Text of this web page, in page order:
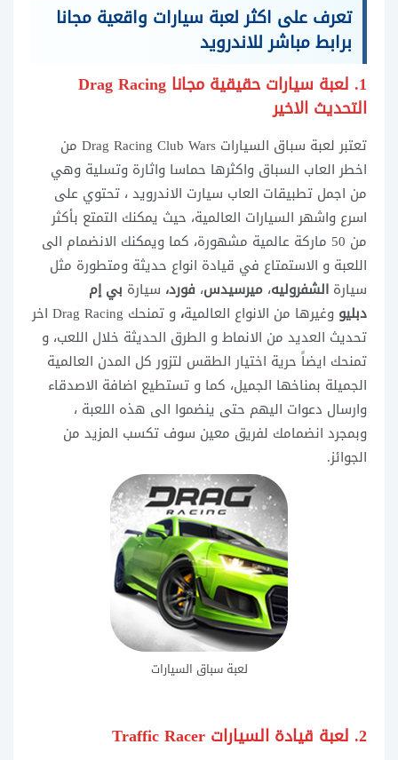
تعرف على اكثر لعبة سيارات واقعية مجانا
برابط مباشرللاندرويد
1. لعبة سيارات حقيقية مجانا Drag Racing
التحديث الاخير
تعتبر لعبة سباق السيارات Drag Racing Club Wars من
اخطر العاب السباق واكثرها حماسا واثارة وتسلية وهي
من اجمل تطبيقات العاب سيارت الاندرويد ، تحتوي على
اسرع واشهر السيارات العالمية، حيث يمكنك التمتع بأكثر
من 50 ماركة عالمية مشهورة، كما ويمكنك الانضمام الى
اللعبة و الاستمتاع في قيادة انواع حديثة ومتطورة مثل
سيارة الشفروليه، ميرسيدس، فورد، سيارة بي إم
دبليو وغيرها من الانواع العالمية،
و تمنحك Drag Racing اخر
تحديث العديد من الانماط و الطرق الحديثة خلال اللعب، و
تمنحك ايضاً حرية اختيار الطقس لتزور كل المدن العالمية
الجميلة بمناخها الجميل، كما و تستطيع اضافة الاصدقاء
وارسال دعوات اليهم حتى ينضموا الى هذه اللعبة ،
وبمجرد انضمامك لفريق معين سوف تكسب المزيد من
الجوائز.
لعبة سباق السيارات
2. لعبة قيادة السيارات Traffic Racer‏